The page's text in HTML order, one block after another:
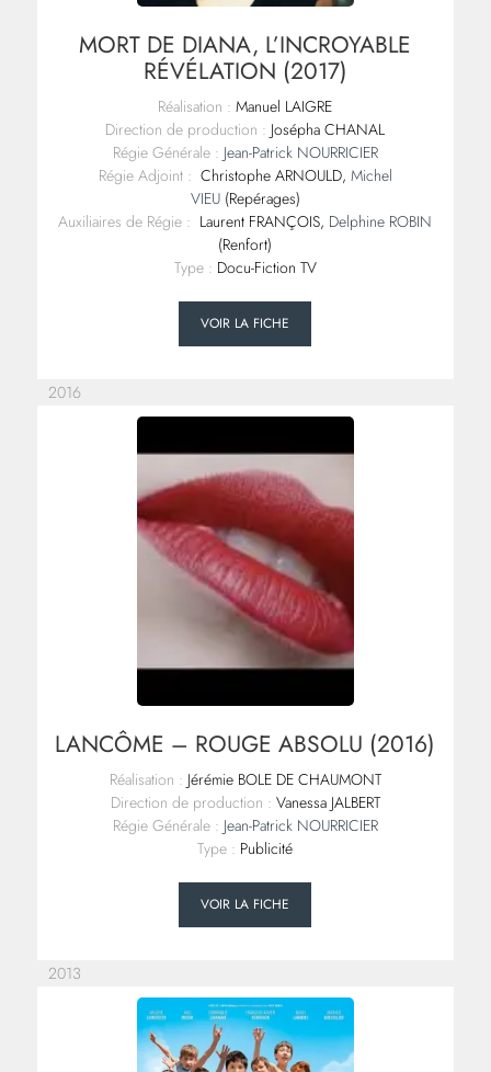
MORT DE DIANA, L’INCROYABLE
RÉVÉLATION (2017)
Réalisation : Manuel LAIGRE
Direction de production : Josépha CHANAL
Régie Générale : Jean-Patrick NOURRICIER
Régie Adjoint : Christophe ARNOULD, Michel
VIEU(Repérages)
Auxiliaires de Régie : Laurent FRANÇOIS, Delphine ROBIN
(Renfort)
Type : Docu-Fiction TV
VOIR LA FICHE
2016
LANCÔME – ROUGE ABSOLU (2016)
Réalisation : Jérémie BOLE DE CHAUMONT
Direction de production : Vanessa JALBERT
Régie Générale : Jean-Patrick NOURRICIER
Type : Publicité
VOIR LA FICHE
2013